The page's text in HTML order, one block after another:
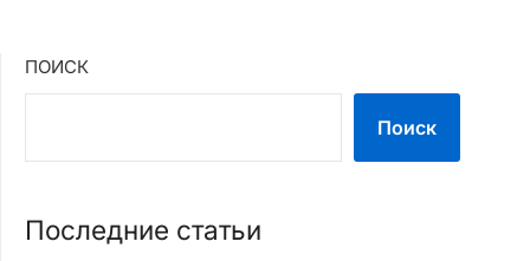
ПОИСК
Поиск
Последние статьи